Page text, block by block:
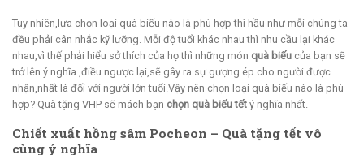
Tuy nhiên,lựa chọn loại quà biếu nào là phù hợp thì hầu như mỗi chúng ta
đều phải cân nhắc kỹ lưỡng. Mỗi độ tuổi khác nhau thì nhu cầu lại khác
nhau,vì thế phải hiểu sở thích của họ thì những món quà biếu của bạn sẽ
trở lên ý nghĩa ,điều ngược lại,sẽ gây ra sự gượng ép cho người được
nhận,nhất là đối với người lớn tuổi.Vậy nên chọn loại quà biếu nào là phù
hợp? Quà tặng VHP sẽ mách bạn chọn quà biếu tết ý nghĩa nhất.
Chiết xuất hồng sâm Pocheon – Quà tặng tết vô
cùng ý nghĩa